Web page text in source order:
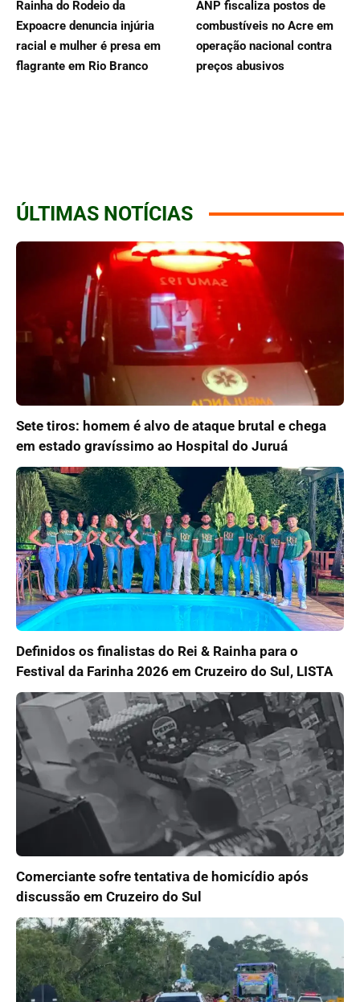
Rainha do Rodeio da
Expoacre denuncia injúria
racial e mulher é presa em
flagrante em Rio Branco
ANP fiscaliza postos de
combustíveis no Acre em
operação nacional contra
preços abusivos
ÚLTIMAS NOTÍCIAS
Sete tiros: homem é alvo de ataque brutal e chega
em estado gravíssimo ao Hospital do Juruá
Definidos os finalistas do Rei & Rainha para o
Festival da Farinha 2026 em Cruzeiro do Sul, LISTA
Comerciante sofre tentativa de homicídio após
discussão em Cruzeiro do Sul